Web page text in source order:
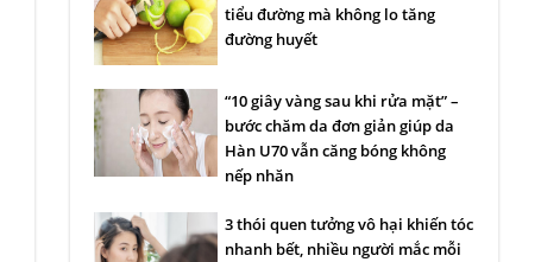
tiểu đường mà không lo tăng
đường huyết
“10 giây vàng sau khi rửa mặt” –
bước chăm da đơn giản giúp da
Hàn U70 vẫn căng bóng không
nếp nhăn
3 thói quen tưởng vô hại khiến tóc
nhanh bết, nhiều người mắc mỗi